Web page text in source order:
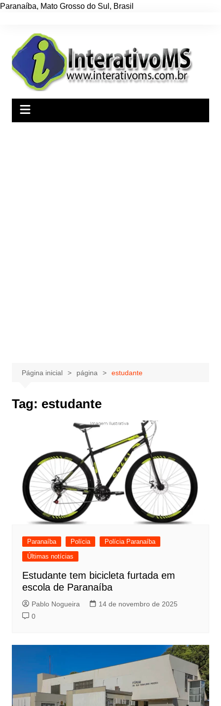
Paranaíba, Mato Grosso do Sul , Brasil
conteúdo
Página inicial página estudante
Tag: estudante
Paranaíba Polícia
Polícia Paranaíba
Últimas notícias
Estudante tem bicicleta furtada em
escola de Paranaíba
Pablo Nogueira
14 de novembro de 2025
0